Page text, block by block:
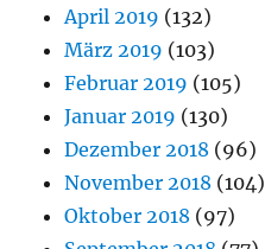
April 2019 (132)
März 2019 (103)
Februar 2019 (105)
Januar 2019 (130)
Dezember 2018 (96)
November 2018 (104)
Oktober 2018 (97)